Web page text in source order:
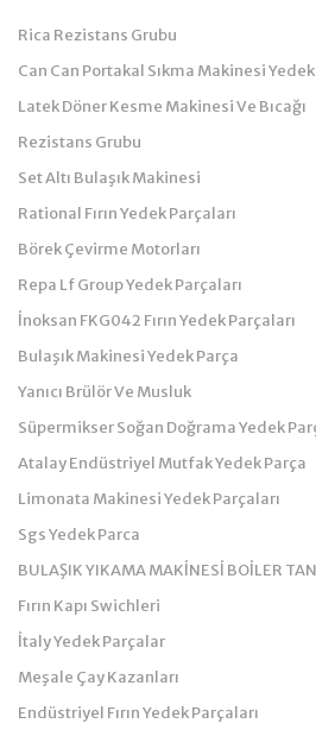
Rica Rezistans Grubu
Can Can Portakal Sıkma Makinesi
Latek Döner Kesme Makinesi Ve Bıcağı
Rezistans Grubu
Set Altı Bulaşık Makinesi
Rational Fırın Yedek Parçaları
Börek Çevirme Motorları
Repa Lf Group Yedek Parçaları
İnoksan FKG042 Fırın Yedek Parçaları
Bulaşık Makinesi Yedek Parça
Yanıcı Brülör Ve Musluk
Süpermikser Soğan Doğrama Yedek
Atalay Endüstriyel Mutfak Yedek Parça
Limonata Makinesi Yedek Parçaları
Sgs Yedek Parca
BULAŞIK YIKAMA MAKİNESİ BOİLER
Fırın Kapı Swichleri
İtaly Yedek Parçalar
Meşale Çay Kazanları
Endüstriyel Fırın Yedek Parçaları